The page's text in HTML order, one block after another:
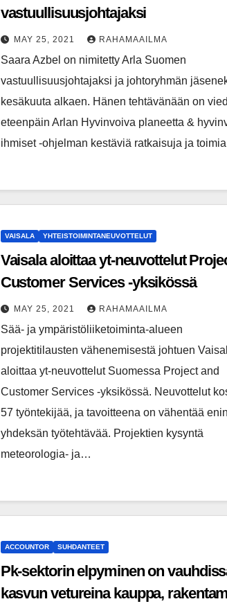
vastuullisuusjohtajaksi
MAY 25, 2021 RAHAMAAILMA
Saara Azbel on nimitetty Arla Suomen
vastuullisuusjohtajaksi ja johtoryhmän
kesäkuuta alkaen. Hänen tehtävänään on
eteenpäin Arlan Hyvinvoiva planeetta &
ihmiset -ohjelman kestäviä ratkaisuja ja
VAISALA YHTEISTOIMINTANEUVOTTELUT
Vaisala aloittaa yt-neuvottelut
Customer Services -yksikössä
MAY 25, 2021 RAHAMAAILMA
Sää- ja ympäristöliiketoiminta-alueen
projektitilausten vähenemisestä johtuen
aloittaa yt-neuvottelut Suomessa Project and
Customer Services -yksikössä. Neuvottelut
57 työntekijää, ja tavoitteena on vähentää
yhdeksän työtehtävää. Projektien kysyntä
meteorologia- ja…
ACCOUNTOR SUHDANTEET
Pk-sektorin elpyminen on
kasvun vetureina kauppa,